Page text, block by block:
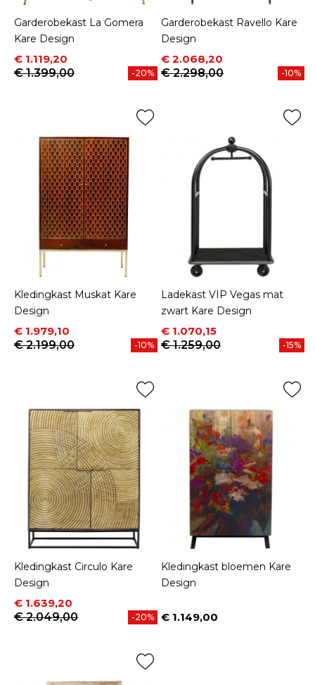
Garderobekast La Gomera
Kare Design
Prijs
€ 1.119,20
Normale prijs
€ 1.399,00
-20%
Garderobekast Ravello Kare
Design
Prijs
€ 2.068,20
Normale prijs
€ 2.298,00
-10%
Kledingkast Muskat Kare
Design
Prijs
€ 1.979,10
Normale prijs
€ 2.199,00
-10%
Ladekast VIP Vegas mat
zwart Kare Design
Prijs
€ 1.070,15
Normale prijs
€ 1.259,00
-15%
Kledingkast Circulo Kare
Design
Prijs
€ 1.639,20
Normale prijs
€ 2.049,00
-20%
Kledingkast bloemen Kare
Design
Prijs
€ 1.149,00